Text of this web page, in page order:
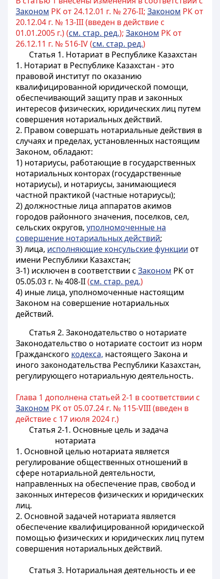
Законом РК от 24.12.01 г. № 276-II; Законом РК от
20.12.04 г. № 13-III (введен в действие с
01.01.2005 г.) (см. стар. ред.); Законом РК от
26.12.11 г. № 516-IV (см. стар. ред.)
Статья 1. Нотариат в Республике Казахстан
1. Нотариат в Республике Казахстан - это
правовой институт по оказанию
квалифицированной юридической помощи,
обеспечивающий защиту прав и законных
интересов физических, юридических лиц путем
совершения нотариальных действий.
2. Правом совершать нотариальные действия в
случаях и пределах, установленных настоящим
Законом, обладают:
1) нотариусы, работающие в государственных
нотариальных конторах (государственные
нотариусы), и нотариусы, занимающиеся
частной практикой (частные нотариусы);
2) должностные лица аппаратов акимов
городов районного значения, поселков, сел,
сельских округов, уполномоченные на
совершение нотариальных действий;
3) лица, исполняющие консульские функции от
имени Республики Казахстан;
3-1) исключен в соответствии с Законом РК от
05.05.03 г. № 408-II(см. стар. ред.)
4) иные лица, уполномоченные настоящим
Законом на совершение нотариальных
действий.
Статья 2. Законодательство о нотариате
Законодательство о нотариате состоит из норм
Гражданского кодекса, настоящего Закона и
иного законодательства Республики Казахстан,
регулирующего нотариальную деятельность.
Глава 1 дополнена статьей 2-1 в соответствии с
Законом РК от 05.07.24 г. № 115-VIII (введен в
действие с 17 июля 2024 г.)
Статья 2-1. Основные цель и задача
нотариата
1. Основной целью нотариата является
регулирование общественных отношений в
сфере нотариальной деятельности,
направленных на обеспечение прав, свобод и
законных интересов физических и юридических
лиц.
2. Основной задачей нотариата является
обеспечение квалифицированной юридической
помощью физических и юридических лиц путем
совершения нотариальных действий.
Статья 3. Нотариальная деятельность и ее